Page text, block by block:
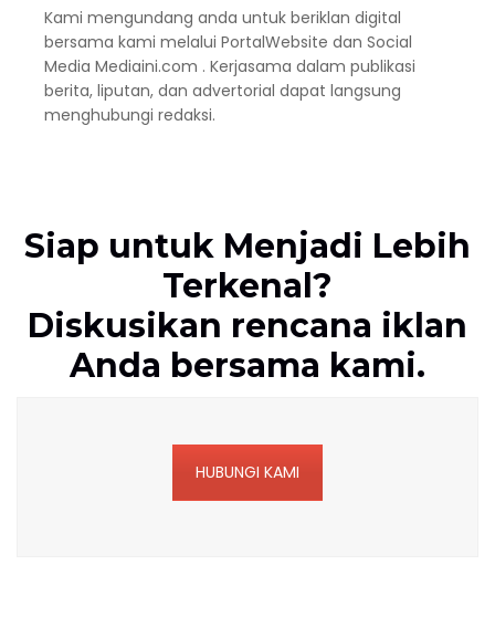
Kami mengundang anda untuk beriklan digital
bersama kami melalui PortalWebsite dan Social
Media Mediaini.com . Kerjasama dalam publikasi
berita, liputan, dan advertorial dapat langsung
menghubungi redaksi.
Siap untuk Menjadi Lebih
Terkenal?
Diskusikan rencana iklan
Anda bersama kami.
HUBUNGI KAMI